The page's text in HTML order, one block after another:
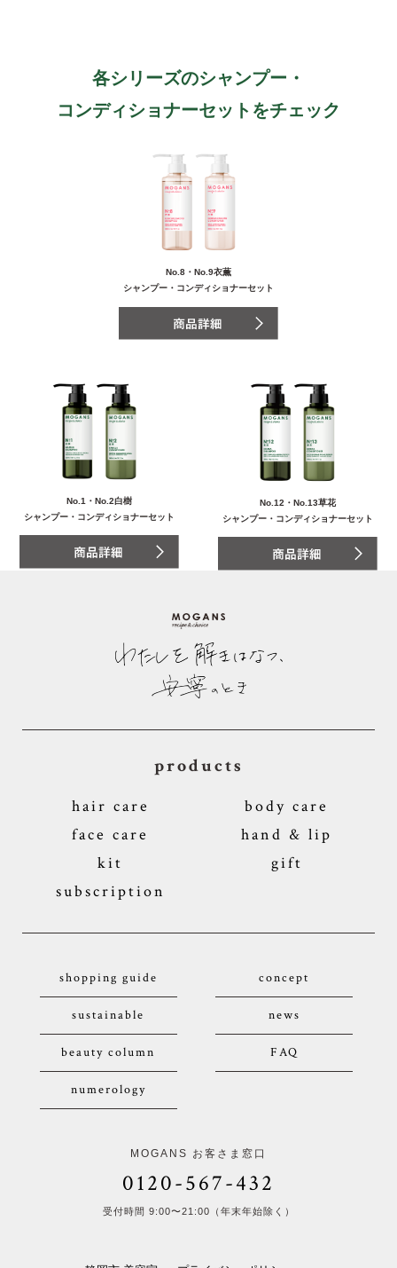
各シリーズのシャンプー・
コンディショナーセットをチェック
No.8・No.9衣薫
シャンプー・コンディショナーセット
No.1・No.2白樹
シャンプー・コンディショナーセット
No.12・No.13草花
シャンプー・コンディショナーセット
products
hair care
body care
face care
hand & lip
kit
gift
subscription
shopping guide concept
sustainable news
beauty column FAQ
numerology
MOGANS お客さま窓口
0120-567-432
受付時間 9:00〜21:00（年末年始除く）